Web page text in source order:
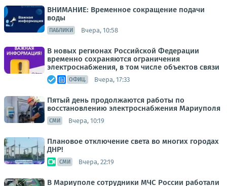
ВНИМАНИЕ: Временное сокращение подачи
воды
ПАБЛИКИ Вчера, 10:58
В новых регионах Российской Федерации
временно сохраняются ограничения
электроснабжения, в том числе объектов связи
ОФИЦ. Вчера, 17:33
Пятый день продолжаются работы по
восстановлению электроснабжения Мариуполя
СМИ Вчера, 10:19
Плановое отключение света во многих городах
ДНР!
СМИ Вчера, 22:19
В Мариуполе сотрудники МЧС России работали